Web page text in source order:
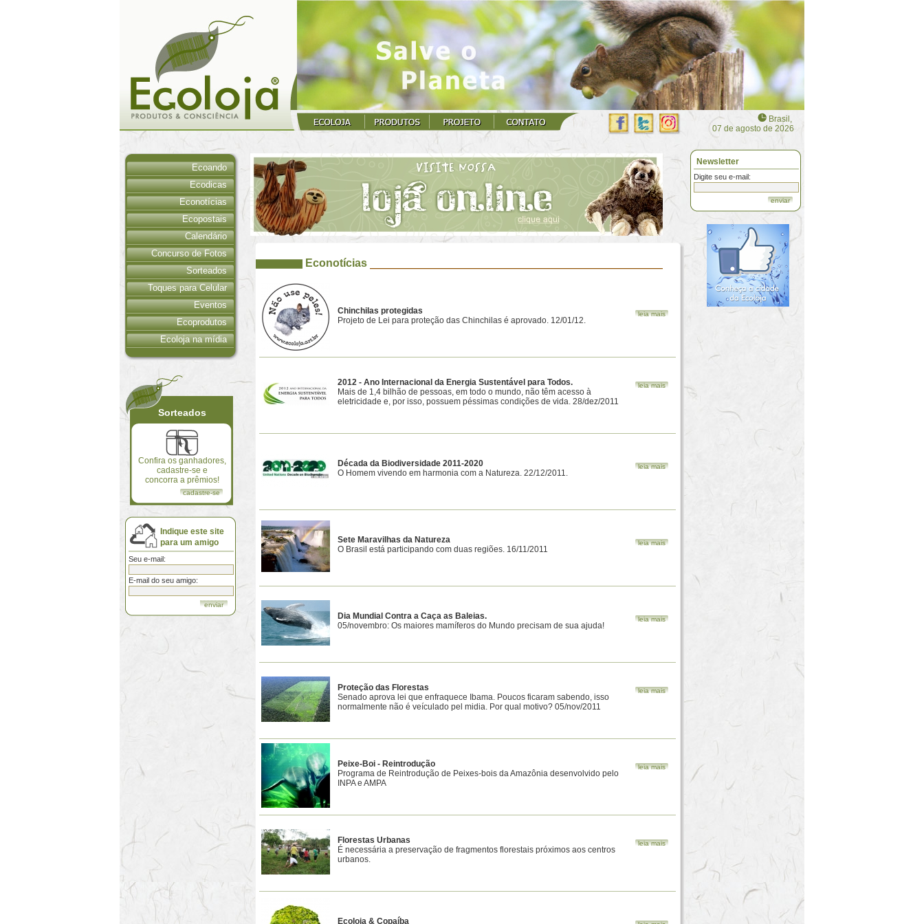
Brasil,
07 de agosto de 2026
Ecoando
Ecodicas
Econotícias
Ecopostais
Calendário
Concurso de Fotos
Sorteados
Toques para Celular
Eventos
Ecoprodutos
Ecoloja na mídia
Sorteados
Confira os ganhadores,
cadastre-se e
concorra a prêmios!
cadastre-se
Indique este site
para um amigo
Seu e-mail:
E-mail do seu amigo:
Econotícias
leia mais
Chinchilas protegidas
Projeto de Lei para proteção das Chinchilas é aprovado. 12/01/12.
leia mais
2012 - Ano Internacional da Energia Sustentável para Todos.
Mais de 1,4 bilhão de pessoas, em todo o mundo, não têm acesso à
eletricidade e, por isso, possuem péssimas condições de vida. 28/dez/2011
leia mais
Década da Biodiversidade 2011-2020
O Homem vivendo em harmonia com a Natureza. 22/12/2011.
leia mais
Sete Maravilhas da Natureza
O Brasil está participando com duas regiões. 16/11/2011
leia mais
Dia Mundial Contra a Caça as Baleias.
05/novembro: Os maiores mamíferos do Mundo precisam de sua ajuda!
leia mais
Proteção das Florestas
Senado aprova lei que enfraquece Ibama. Poucos ficaram sabendo, isso
normalmente não é veículado pel midia. Por qual motivo? 05/nov/2011
leia mais
Peixe-Boi - Reintrodução
Programa de Reintrodução de Peixes-bois da Amazônia desenvolvido pelo
INPA e AMPA
leia mais
Florestas Urbanas
É necessária a preservação de fragmentos florestais próximos aos centros
urbanos.
Ecoloja & Copaíba
Newsletter
Digite seu e-mail:
enviar